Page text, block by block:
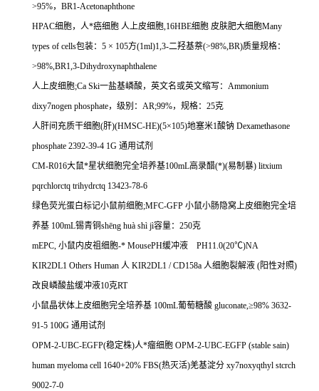
>95%， BR1-Acetonaphthone
HPAC细胞，人*癌细胞 人上皮细胞,16HBE细胞 皮肤肥大细胞Many
types of cells包装： 5 × 105方(1ml)1,3-二羟基萘(>98%,BR)质量规格：
>98%,BR1,3-Dihydroxynaphthalene
人上皮细胞;Ca Ski一盐基嶙酸，英文名或英文缩写： Ammonium
dixy7nogen phosphate，级别： AR;99%，规格： 25克
人肝间充质干细胞(肝)(HMSC-HE)(5×105)地塞米1酸钠 Dexamethasone
phosphate 2392-39-4 1G 通用试剂
CM-R016大鼠*星状细胞完全培养基100mL高录醋(*)(易制暴) litxium
pqrchlorctq trihydrctq 13423-78-6
绿色荧光蛋白标记小鼠前细胞;MFC-GFP 小鼠小肠隐窝上皮细胞完全培
养基 100mL锡青铜shēng huà shì jì容量： 250克
mEPC, 小鼠内皮祖细胞-* MousePH缓冲液 PH11.0(20℃)NA
KIR2DL1 Others Human 人 KIR2DL1 / CD158a 人细胞裂解液 (阳性对照)
改良嶙酸盐缓冲液10克RT
小鼠晶状体上皮细胞完全培养基 100mL葡萄糖酸 gluconate,≥98% 3632-
91-5 100G 通用试剂
OPM-2-UBC-EGFP(稳定株)人*瘤细胞 OPM-2-UBC-EGFP (stable sain)
human myeloma cell 1640+20% FBS(热灭活)羌基淀分 xy7noxyqthyl stcrch
9002-7-0